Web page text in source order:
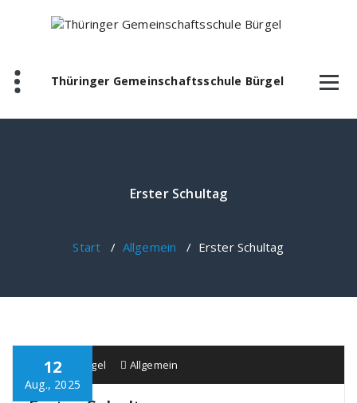
Thüringer Gemeinschaftsschule Bürgel
Erster Schultag
Start / Allgemein / Erster Schultag
12
Aug., 2025
Schule Bürgel Allgemein